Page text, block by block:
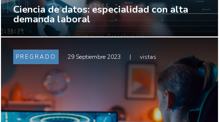
Ciencia de datos: especialidad con alta
demanda laboral
PREGRADO 29 Septiembre 2023 | vistas